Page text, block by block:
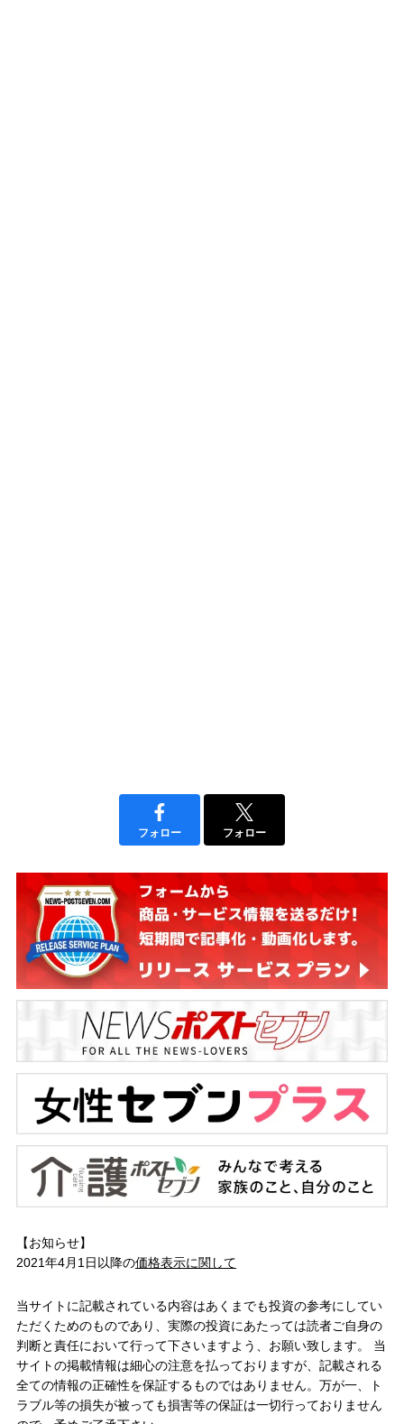
フォロー フォロー
【お知らせ】
2021年4月1日以降の価格表示に関して
当サイトに記載されている内容はあくまでも投資の参考にしてい
ただくためのものであり、実際の投資にあたっては読者ご自身の
判断と責任において行って下さいますよう、お願い致します。 当
サイトの掲載情報は細心の注意を払っておりますが、記載される
全ての情報の正確性を保証するものではありません。万が一、ト
ラブル等の損失が被っても損害等の保証は一切行っておりません